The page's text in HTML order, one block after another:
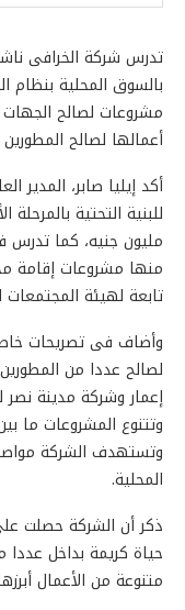
تدرس شركة الخرافى
بالسوق المحلية بنظام
مشروعات لصالح
أعمالها لصالح
أكد إيليا صابر،
مليون جنيه، كما تدرس
منها مشروعات إقامة
تابعة لهيئة المجتمعات
وأضاف فى تصريحات
لصالح عددا من
إعمار وشركة مدينة نصر
وتتنوع المشروعات ما
وتستهدف الشركة
المحلية.
ذكر أن الشركة حصلت
حياة كريمة بداخل
متنوعة من الأعمال